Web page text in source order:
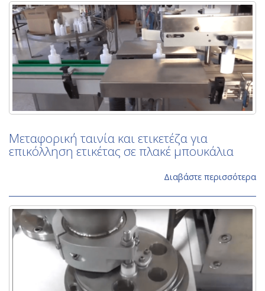
Μεταφορική ταινία και ετικετέζα για
επικόλληση ετικέτας σε πλακέ μπουκάλια
Διαβάστε περισσότερα